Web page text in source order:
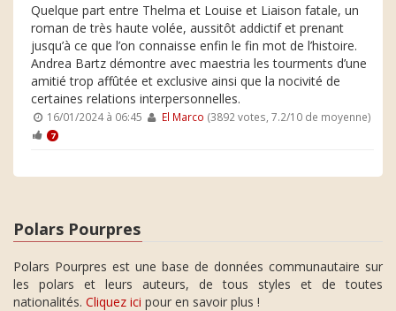
Quelque part entre Thelma et Louise et Liaison fatale, un
roman de très haute volée, aussitôt addictif et prenant
jusqu’à ce que l’on connaisse enfin le fin mot de l’histoire.
Andrea Bartz démontre avec maestria les tourments d’une
amitié trop affûtée et exclusive ainsi que la nocivité de
certaines relations interpersonnelles.
16/01/2024 à 06:45 El Marco (3892 votes, 7.2/10 de moyenne)
7
Polars Pourpres
Polars Pourpres est une base de données communautaire sur
les polars et leurs auteurs, de tous styles et de toutes
nationalités. Cliquez ici pour en savoir plus !